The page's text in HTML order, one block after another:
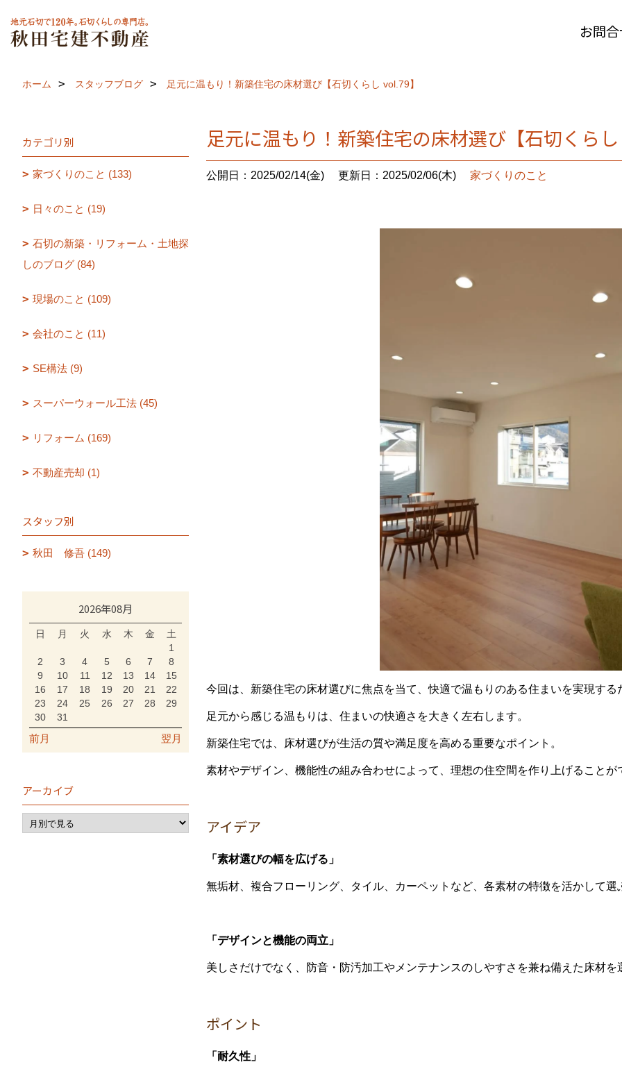
お問
ホーム スタッフブログ 足元に温もり！新築住宅の床材選び【石切くらし vol.79】
足元に温もり！新築住宅の床材選び【石切くら
公開日：2025/02/14(金) 更新日：2025/02/06(木) 家づくりのこと
今回は、新築住宅の床材選びに焦点を当て、快適で温もりのある住まいを実現す
足元から感じる温もりは、住まいの快適さを大きく左右します。
新築住宅では、床材選びが生活の質や満足度を高める重要なポイント。
素材やデザイン、機能性の組み合わせによって、理想の住空間を作り上げることが
アイデア
「素材選びの幅を広げる」
無垢材、複合フローリング、タイル、カーペットなど、各素材の特徴を活かして
「デザインと機能の両立」
美しさだけでなく、防音・防汚加工やメンテナンスのしやすさを兼ね備えた床材
ポイント
「耐久性」
カテゴリ別
家づくりのこと (133)
日々のこと (19)
石切の新築・リフォーム・土地探
しのブログ (84)
現場のこと (109)
会社のこと (11)
SE構法 (9)
スーパーウォール工法 (45)
リフォーム (169)
不動産売却 (1)
スタッフ別
秋田 修吾 (149)
2026年08月
日 月 火 水 木 金
土
1
2
3 4 5 6 7
8
9
10 11 12 13 14
15
16
17 18 19 20 21
22
23
24 25 26 27 28
29
30
31
前月 翌月
アーカイブ